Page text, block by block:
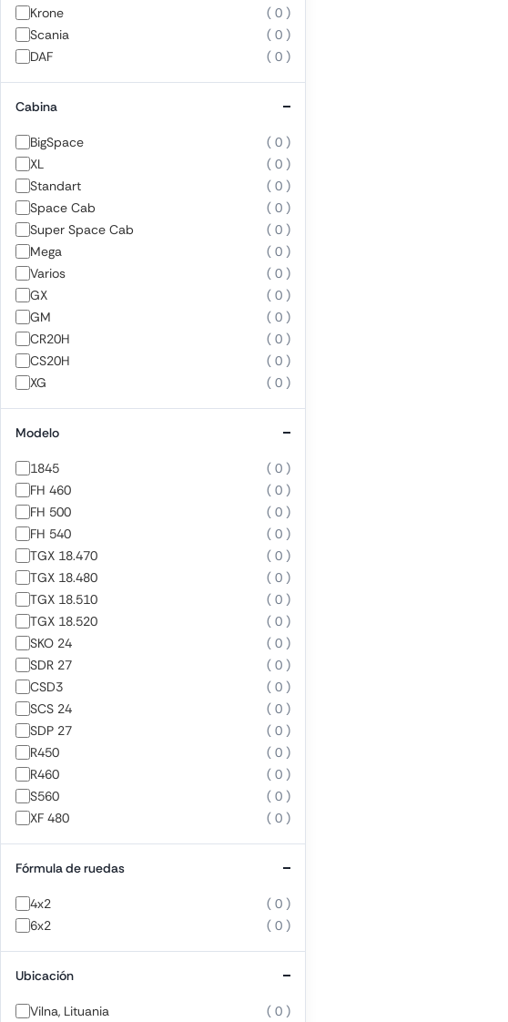
Krone
( 0 )
Scania
( 0 )
DAF
( 0 )
Cabina
BigSpace
( 0 )
XL
( 0 )
Standart
( 0 )
Space Cab
( 0 )
Super Space Cab
( 0 )
Mega
( 0 )
Varios
( 0 )
GX
( 0 )
GM
( 0 )
CR20H
( 0 )
CS20H
( 0 )
XG
( 0 )
Modelo
1845
( 0 )
FH 460
( 0 )
FH 500
( 0 )
FH 540
( 0 )
TGX 18.470
( 0 )
TGX 18.480
( 0 )
TGX 18.510
( 0 )
TGX 18.520
( 0 )
SKO 24
( 0 )
SDR 27
( 0 )
CSD3
( 0 )
SCS 24
( 0 )
SDP 27
( 0 )
R450
( 0 )
R460
( 0 )
S560
( 0 )
XF 480
( 0 )
Fórmula de ruedas
4x2
( 0 )
6x2
( 0 )
Ubicación
Vilna, Lituania
( 0 )